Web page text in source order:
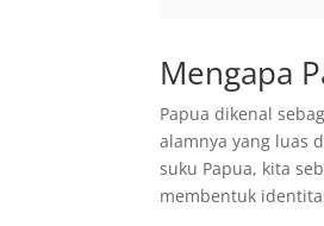
Mengapa
Papua dikenal
alamnya yang luas
suku Papua, kita
membentuk